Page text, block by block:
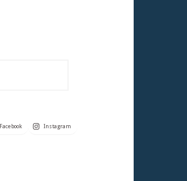
Facebook Instagram